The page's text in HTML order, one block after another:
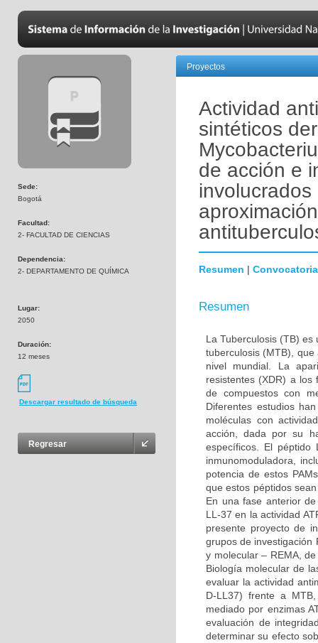
Sede:
Bogotá
Facultad:
2- FACULTAD DE CIENCIAS
Dependencia:
2- DEPARTAMENTO DE QUÍMICA
Lugar:
2050
Duración:
12 meses
Descargar resultado de búsqueda
Regresar
Proyectos
Actividad
sintéticos
de acción e
Resumen | Convocatoria
Resumen
La Tuberculosis (TB)
tuberculosis (MTB),
nivel mundial. La
resistentes (XDR) a los
de compuestos con
Diferentes estudios
moléculas con
acción, dada por su
específicos. El péptido
inmunomoduladora,
potencia de estos
que estos péptidos
En una fase anterior
LL-37 en la actividad
presente proyecto de
grupos de investigación
y molecular – REMA,
Biología molecular de
evaluar la actividad
D-LL37) frente a
mediado por enzimas
evaluación de
determinar su efecto